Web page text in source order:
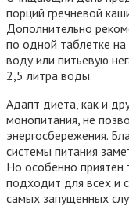
порций гречневой
Дополнительно
по одной таблетке
воду или питьевую
2,5 литра воды.
Адапт диета, как и
монопитания, не
энергосбережения.
системы питания
Но особенно
подходит для всех и
самых запущенных